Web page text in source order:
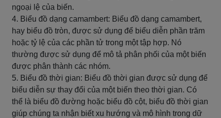
ngoại lệ của biến.
4. Biểu đồ dạng camambert: Biểu đồ dạng camambert,
hay biểu đồ tròn, được sử dụng để biểu diễn phần trăm
hoặc tỷ lệ của các phần tử trong một tập hợp. Nó
thường được sử dụng để mô tả phân phối của một biến
được phân thành các nhóm.
5. Biểu đồ thời gian: Biểu đồ thời gian được sử dụng để
biểu diễn sự thay đổi của một biến theo thời gian. Có
thể là biểu đồ đường hoặc biểu đồ cột, biểu đồ thời gian
giúp chúng ta nhận biết xu hướng và mô hình trong dữ